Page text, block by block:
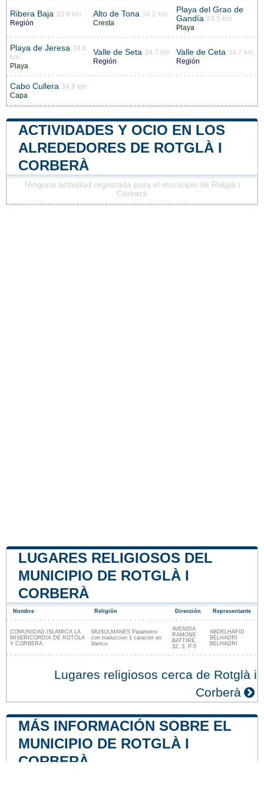
Ribera Baja 33.9 km
Región
Alto de Tona 34.2 km
Cresta
Playa del Grao de
Gandía 34.5 km
Playa
Playa de Jeresa 34.6
km
Playa
Valle de Seta 34.7 km
Región
Valle de Ceta 34.7 km
Región
Cabo Cullera 34.9 km
Capa
ACTIVIDADES Y OCIO EN LOS
ALREDEDORES DE ROTGLÀ I
CORBERÀ
Ninguna actividad registrada para el municipio de Rotglà i
Corberà
LUGARES RELIGIOSOS DEL
MUNICIPIO DE ROTGLÀ I
CORBERÀ
Nombre Religión Dirección Representante
COMUNIDAD ISLAMICA LA
MISERICORDIA DE ROTGLA
Y CORBERA
MUSULMANES Parametro
con traduccion 1 caracter en
blanco.
AVENIDA
RAMONE
BATTIRE,
32, 3, P-5
ABDELHAFID
BELHADRI
BELHADRI
Lugares religiosos cerca de Rotglà i
Corberà
MÁS INFORMACIÓN SOBRE EL
MUNICIPIO DE ROTGLÀ I
CORBERÀ